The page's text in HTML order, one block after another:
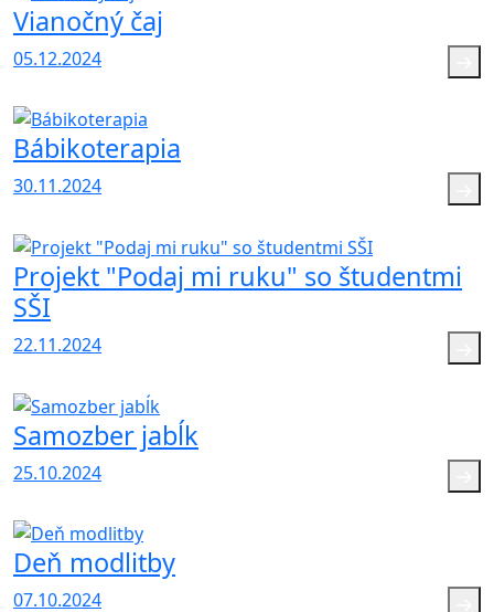
Vianočný čaj
05.12.2024
Bábikoterapia
30.11.2024
Projekt "Podaj mi ruku" so študentmi
SŠI
22.11.2024
Samozber jabĺk
25.10.2024
Deň modlitby
07.10.2024